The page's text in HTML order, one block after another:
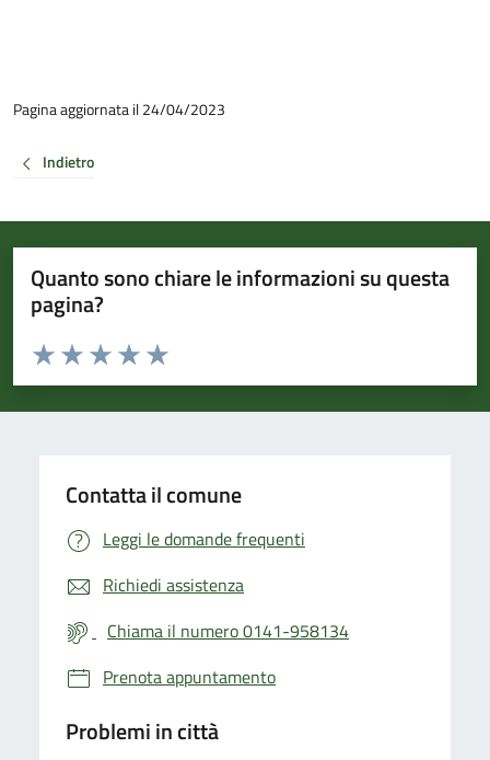
Pagina aggiornata il 24/04/2023
Indietro
Quanto sono chiare le informazioni su questa
pagina?
Valuta da 1 a 5 stelle la pagina
Valuta 5 stelle su 5
Valuta 4 stelle su 5
Valuta 3 stelle su 5
Valuta 2 stelle su 5
Valuta 1 stelle su 5
Contatta il comune
Leggi le domande frequenti
Richiedi assistenza
Chiama il numero 0141-958134
Prenota appuntamento
Problemi in città